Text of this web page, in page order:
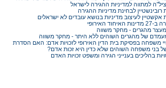
למתווה למדיניות ההגירה לישראל
רובינשטיין לבחינת מדיניות ההגירה
אקשטיין לעיצוב מדיניות בנושא עובדים לא ישראלים
האירופי
מהגרים - מחקר משווה
של מהגרים השוהים ללא היתר - מחקר משווה
משפחה בפסיקת בית הדין האירופי לזכויות אדם: האם הסדרת
בני משפחה השוהים שלא כדין היא זכות אדם?
בהליכים בענייני הגירה ומשפט זכויות האדם